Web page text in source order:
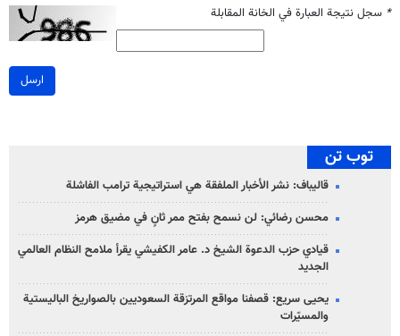
* سجل نتيجة العبارة في الخانة المقابلة
ارسل
توب تن
قاليباف: نشر الأخبار الملفقة هي استراتيجية ترامب الفاشلة
محسن رضائي: لن نسمح بفتح ممر ثانٍ في مضيق هرمز
قيادي حزب الدعوة الشيخ د. عامر الكفيشي يقرأ ملامح النظام العالمي
الجديد
يحيى سريع: قصفنا مواقع المرتزقة السعوديين بالصواريخ الباليستية
والمسيّرات